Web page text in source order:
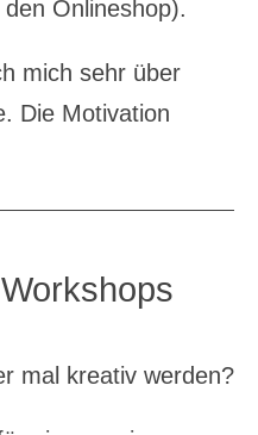
Onlineshop).
mich sehr über
Die Motivation
mal kreativ werden?